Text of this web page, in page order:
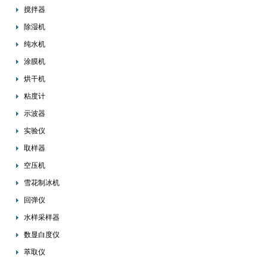
搅拌器
除湿机
纯水机
涂膜机
烘干机
粘度计
示波器
实验仪
取样器
空压机
雪花制冰机
回弹仪
水样采样器
数显白度仪
萃取仪